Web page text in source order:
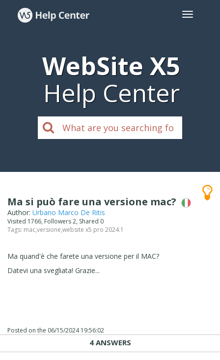
WebSite X5
Help Center
Ma si può fare una versione mac?
Author: Urbano Marco De Ritis
Visited 1766, Followers 2, Shared 0
Tags: mac,versione,website x5 pro 2024.1
Ma quand'è che farete una versione per il MAC?
Datevi una svegliata! Grazie...
Posted on the 06/15/2024 19:56:02
4 ANSWERS